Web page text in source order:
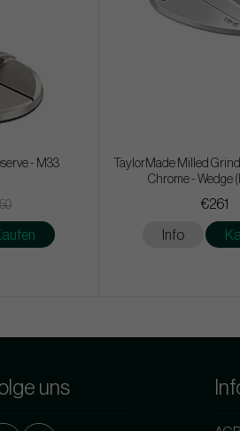
- M33
TaylorMade Milled
Chrome - Wedge
€261
Info
uns